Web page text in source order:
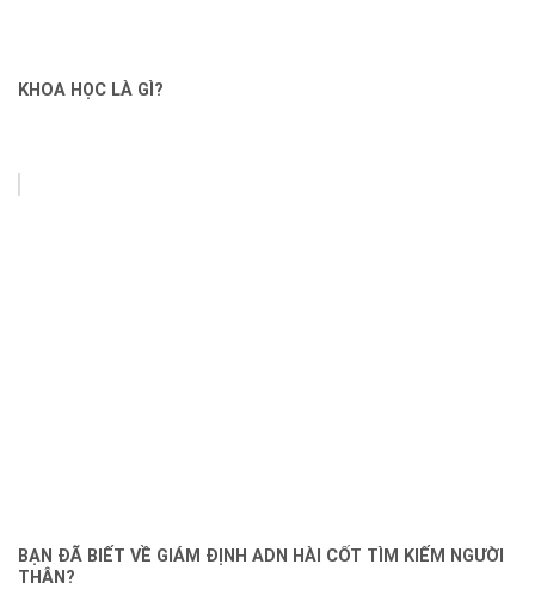
KHOA HỌC LÀ GÌ?
BẠN ĐÃ BIẾT VỀ GIÁM ĐỊNH ADN HÀI CỐT TÌM KIẾM NGƯỜI
THÂN?